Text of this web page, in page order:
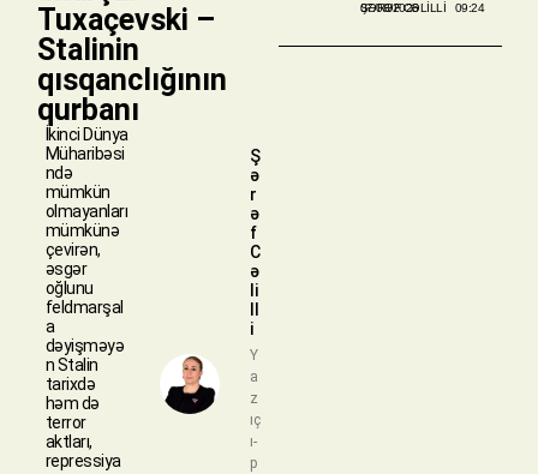
Tuxaçevski –
Stalinin
qısqanclığının
qurbanı
İkinci Dünya
Müharibəsi
ndə
mümkün
olmayanları
mümkünə
çevirən,
əsgər
oğlunu
feldmarşal
a
dəyişməyə
n Stalin
tarixdə
həm də
terror
aktları,
repressiya
Ş
ə
r
ə
f
C
ə
li
i
Y
a
z
ıç
ı-
p
ŞƏRƏF CƏLILLI
07/08/2026 09:24